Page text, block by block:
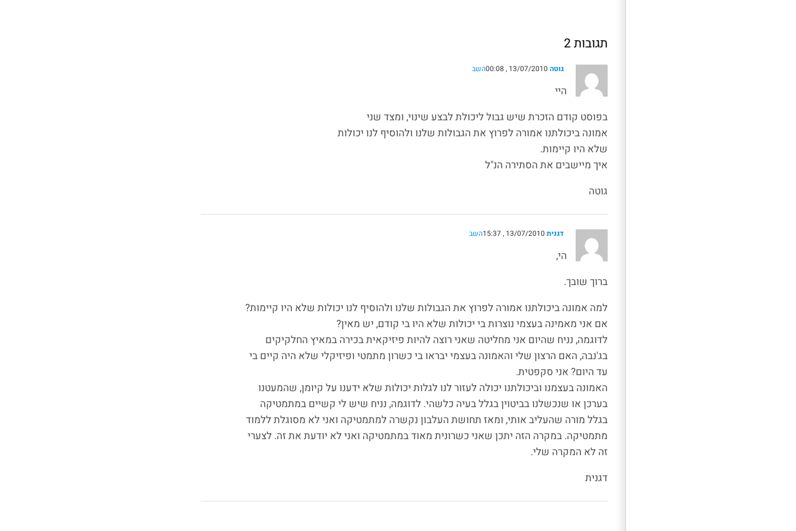
תגובות 2
גוטה השב
היי
בפוסט קודם הזכרת שיש גבול ליכולת לבצע שינוי, ומצד שני
אמונה ביכולתנו אמורה לפרוץ את הגבולות שלנו ולהוסיף לנו יכולות
שלא היו קיימות.
איך מיישבים את הסתירה הנ"ל
גוטה
דגנית השב
הי,
ברוך שובך.
למה אמונה ביכולתנו אמורה לפרוץ את הגבולות שלנו ולהוסיף לנו יכולות שלא היו קיימות?
אם אני מאמינה בעצמי נוצרות בי יכולות שלא היו בי קודם, יש מאין?
לדוגמה, נניח שהיום אני מחליטה שאני רוצה להיות פיזיקאית בכירה במאיץ החלקיקים
בג'נבה, האם הרצון שלי והאמונה בעצמי יבראו בי כשרון מתמטי ופיזיקלי שלא היה קיים בי
עד היום? אני סקפטית.
האמונה בעצמנו וביכולתנו יכולה לעזור לנו לגלות יכולות שלא ידענו על קיומן, שהמעטנו
בערכן או שנכשלנו בביטוין בגלל בעיה כלשהי. לדוגמה, נניח שיש לי קשיים במתמטיקה
בגלל מורה שהעליב אותי, ומאז תחושת העלבון נקשרה למתמטיקה ואני לא מסוגלת ללמוד
מתמטיקה. במקרה הזה יתכן שאני כשרונית מאוד במתמטיקה ואני לא יודעת את זה. לצערי
זה לא המקרה שלי.
דגנית